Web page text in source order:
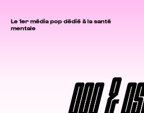
Le 1er média pop dédié à la santé
mentale